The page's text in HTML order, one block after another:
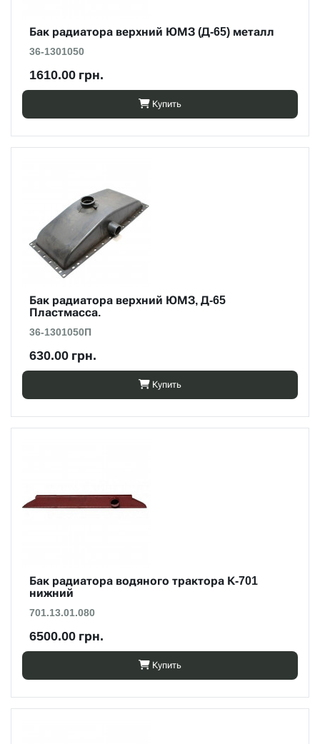
Бак радиатора верхний ЮМЗ (Д-65) металл
36-1301050
1610.00 грн.
Купить
Бак радиатора верхний ЮМЗ, Д-65
Пластмасса.
36-1301050П
630.00 грн.
Купить
Бак радиатора водяного трактора К-701
нижний
701.13.01.080
6500.00 грн.
Купить